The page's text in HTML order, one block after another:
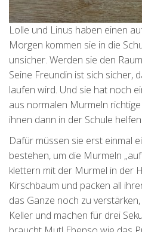
Lolle und Linus haben einen
Morgen kommen sie in die
unsicher. Werden sie den
Seine Freundin ist sich sicher,
laufen wird. Und sie hat noch
aus normalen Murmeln
ihnen dann in der Schule
Dafür müssen sie erst einmal
bestehen, um die Murmeln
klettern mit der Murmel in der
Kirschbaum und packen all
das Ganze noch zu
Keller und machen für drei